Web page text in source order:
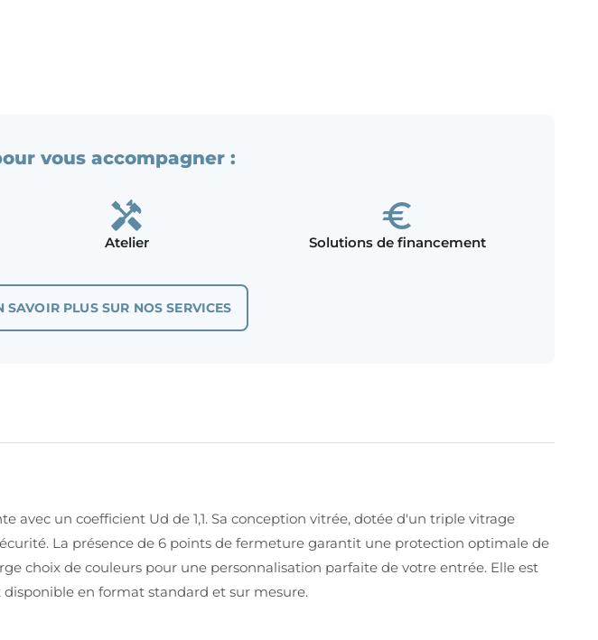
vous accompagner :
Atelier Solutions de financement
SAVOIR PLUS SUR NOS SERVICES
un coefficient Ud de 1,1. Sa conception vitrée, dotée d'un triple vitrage
La présence de 6 points de fermeture garantit une protection optimale de
choix de couleurs pour une personnalisation parfaite de votre entrée. Elle est
en format standard et sur mesure.